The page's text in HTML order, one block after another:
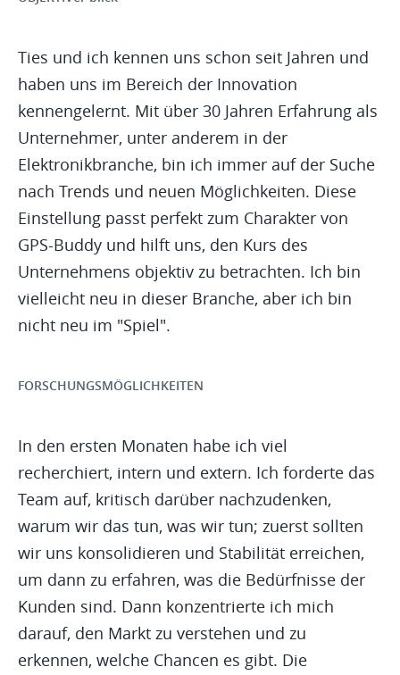
Ties und ich kennen uns schon seit Jahren und
haben uns im Bereich der Innovation
kennengelernt. Mit über 30 Jahren Erfahrung als
Unternehmer, unter anderem in der
Elektronikbranche, bin ich immer auf der Suche
nach Trends und neuen Möglichkeiten. Diese
Einstellung passt perfekt zum Charakter von
GPS-Buddy und hilft uns, den Kurs des
Unternehmens objektiv zu betrachten. Ich bin
vielleicht neu in dieser Branche, aber ich bin
nicht neu im "Spiel".
FORSCHUNGSMÖGLICHKEITEN
In den ersten Monaten habe ich viel
recherchiert, intern und extern. Ich forderte das
Team auf, kritisch darüber nachzudenken,
warum wir das tun, was wir tun; zuerst sollten
wir uns konsolidieren und Stabilität erreichen,
um dann zu erfahren, was die Bedürfnisse der
Kunden sind. Dann konzentrierte ich mich
darauf, den Markt zu verstehen und zu
erkennen, welche Chancen es gibt. Die